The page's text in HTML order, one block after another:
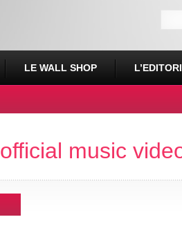
LE WALL SHOP
official music